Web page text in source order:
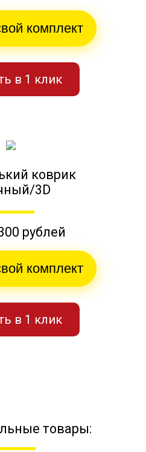
комплект
в 1 клик
коврик
3D
рублей
комплект
в 1 клик
товары: